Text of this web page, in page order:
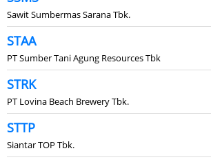
Sawit Sumbermas Sarana Tbk.
STAA
PT Sumber Tani Agung Resources Tbk
STRK
PT Lovina Beach Brewery Tbk.
STTP
Siantar TOP Tbk.